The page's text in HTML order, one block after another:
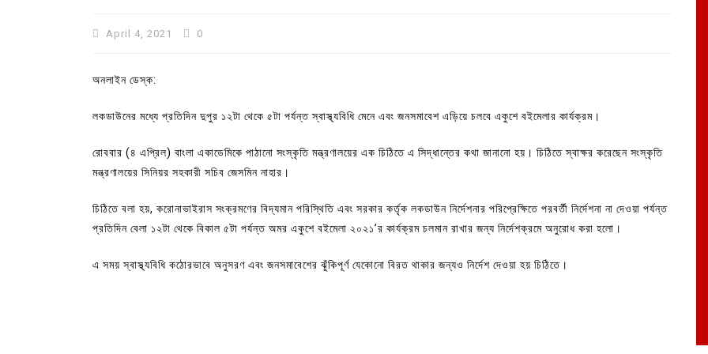
April 4, 2021 0
অনলাইন ডেস্ক:
লকডাউনের মধ্যে প্রতিদিন দুপুর ১২টা থেকে ৫টা পর্যন্ত স্বাস্থ্যবিধি মেনে এবং জনসমাবেশ এড়িয়ে চলবে একুশে বইমেলার কার্যক্রম।
রোববার (৪ এপ্রিল) বাংলা একাডেমিকে পাঠানো সংস্কৃতি মন্ত্রণালয়ের এক চিঠিতে এ সিদ্ধান্তের কথা জানানো হয়। চিঠিতে স্বাক্ষর করেছেন সংস্কৃতি
মন্ত্রণালয়ের সিনিয়র সহকারী সচিব জেসমিন নাহার।
চিঠিতে বলা হয়, করোনাভাইরাস সংক্রমণের বিদ্যমান পরিস্থিতি এবং সরকার কর্তৃক লকডাউন নির্দেশনার পরিপ্রেক্ষিতে পরবর্তী নির্দেশনা না দেওয়া পর্যন্ত
প্রতিদিন বেলা ১২টা থেকে বিকাল ৫টা পর্যন্ত অমর একুশে বইমেলা ২০২১’র কার্যক্রম চলমান রাখার জন্য নির্দেশক্রমে অনুরোধ করা হলো।
এ সময় স্বাস্থ্যবিধি কঠোরভাবে অনুসরণ এবং জনসমাবেশের ঝুঁকিপূর্ণ যেকোনো বিরত থাকার জন্যও নির্দেশ দেওয়া হয় চিঠিতে।